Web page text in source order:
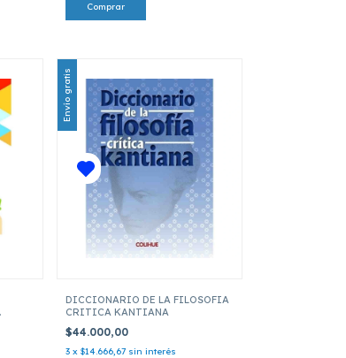
Envío gratis
DICCIONARIO DE LA FILOSOFIA
CRITICA KANTIANA
$44.000,00
3 x $14.666,67 sin interés